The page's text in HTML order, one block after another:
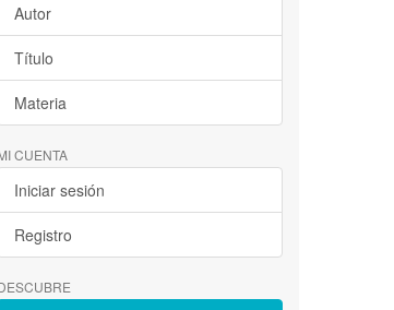
×
Autor
Título
Materia
CUENTA
Iniciar sesión
Registro